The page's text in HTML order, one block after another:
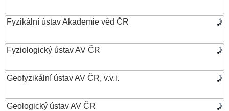
Fyzikální ústav Akademie věd ČR
Fyziologický ústav AV ČR
Geofyzikální ústav AV ČR, v.v.i.
Geologický ústav AV ČR